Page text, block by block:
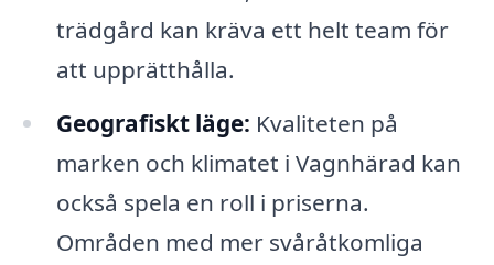
trädgård kan kräva ett helt team för
att upprätthålla.
Geografiskt läge: Kvaliteten på
marken och klimatet i Vagnhärad kan
också spela en roll i priserna.
Områden med mer svåråtkomliga